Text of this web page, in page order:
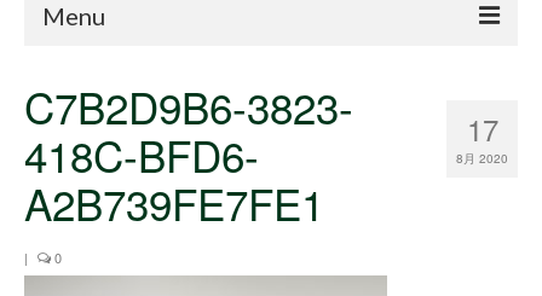
Menu
About
Portfolio
Online shop
17
8月 2020
C7B2D9B6-3823-
418C-BFD6-
A2B739FE7FE1
| 0